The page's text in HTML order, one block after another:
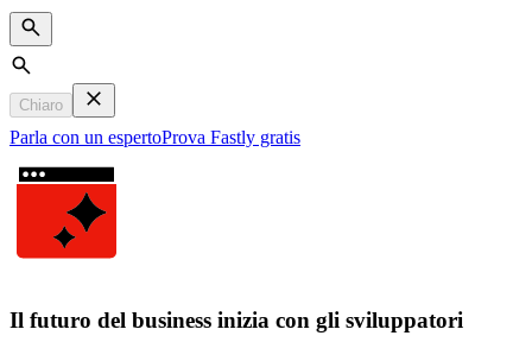
Search
Chiaro
Parla con un espertoProva Fastly gratis
Il futuro del business inizia con gli sviluppatori